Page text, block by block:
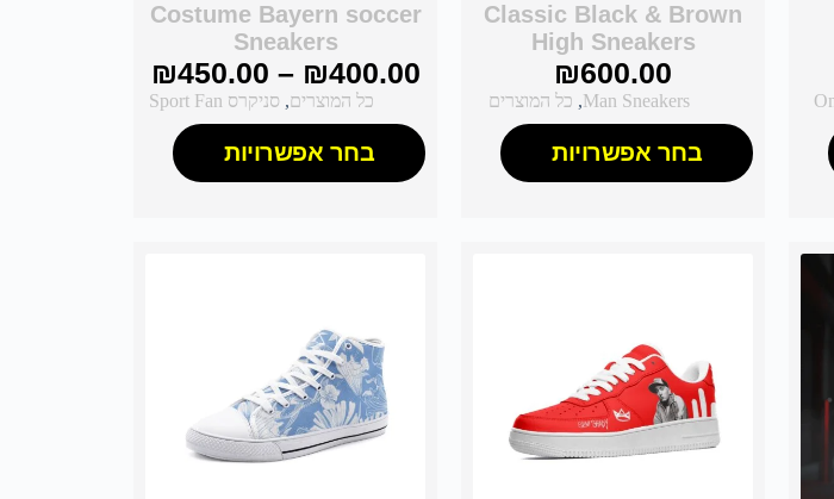
Classic Black & Brown
High Sneakers
₪600.00
Man Sneakers
, כל המוצרים
בחר אפשרויות
Costume Bayern soccer
Sneakers
₪400.00
–
₪450.00
כל המוצרים, סניקרס Sport Fan
בחר אפשרויות